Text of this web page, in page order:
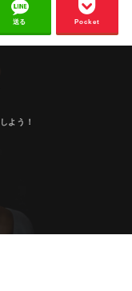
送る Pocket